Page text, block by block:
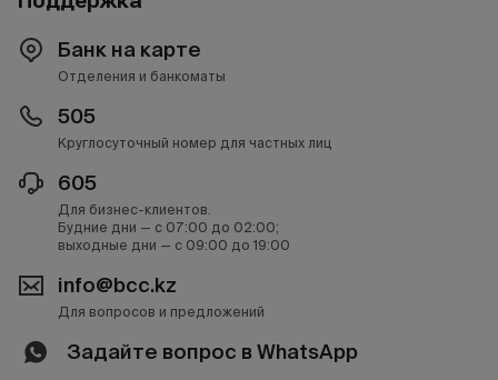
Банк на карте
Отделения и банкоматы
505
Круглосуточный номер для частных лиц
605
Для бизнес-клиентов.
Будние дни — с 07:00 до 02:00;
выходные дни — с 09:00 до 19:00
info@bcc.kz
Для вопросов и предложений
Задайте вопрос в WhatsApp